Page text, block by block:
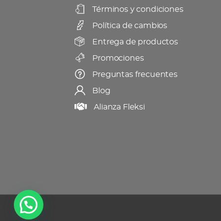
en
la
página
de
producto
Términos y condiciones
Política de cambios
Entrega de productos
Promociones
Preguntas frecuentes
Blog
Alianza Fleksi